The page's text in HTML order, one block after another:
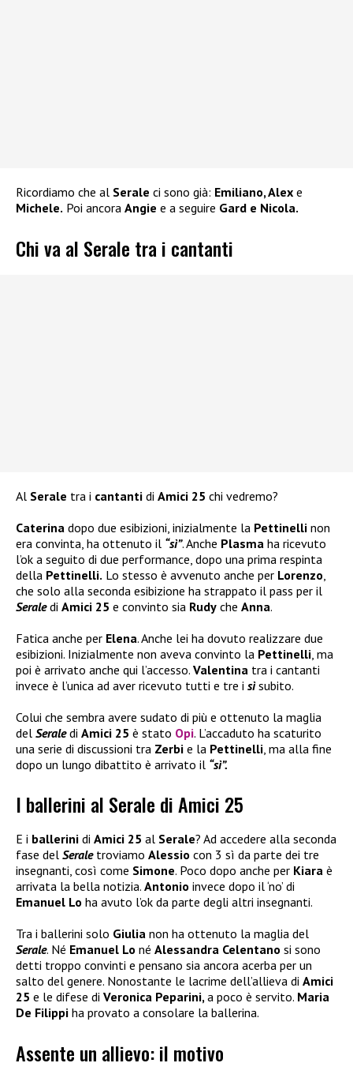
Ricordiamo che al Serale ci sono già: Emiliano, Alex e
Michele. Poi ancora Angie e a seguire Gard e Nicola.
Chi va al Serale tra i cantanti
Al Serale tra i cantanti di Amici 25 chi vedremo?
Caterina dopo due esibizioni, inizialmente la Pettinelli non
era convinta, ha ottenuto il “sì”. Anche Plasma ha ricevuto
l’ok a seguito di due performance, dopo una prima respinta
della Pettinelli. Lo stesso è avvenuto anche per Lorenzo
che solo alla seconda esibizione ha strappato il pass per il
Seraledi Amici 25 e convinto sia Rudy che Anna.
Fatica anche per Elena. Anche lei ha dovuto realizzare due
esibizioni. Inizialmente non aveva convinto la Pettinelli , ma
poi è arrivato anche qui l’accesso. Valentina tra i cantanti
invece è l’unica ad aver ricevuto tutti e tre i sìsubito.
Colui che sembra avere sudato di più e ottenuto la maglia
del Seraledi Amici 25 è stato Opi. L’accaduto ha scaturito
una serie di discussioni tra Zerbi e la Pettinelli , ma alla fine
dopo un lungo dibattito è arrivato il “sì”.
I ballerini al Serale di Amici 25
E i ballerini di Amici 25 al Serale? Ad accedere alla seconda
fase del Seraletroviamo Alessio con 3 sì da parte dei tre
insegnanti, così come Simone. Poco dopo anche per Kiara è
arrivata la bella notizia. Antonio invece dopo il ‘no’ di
Emanuel Lo ha avuto l’ok da parte degli altri insegnanti.
Tra i ballerini solo Giulia non ha ottenuto la maglia del
Serale. Né Emanuel Lo né Alessandra Celentano si sono
detti troppo convinti e pensano sia ancora acerba per un
salto del genere. Nonostante le lacrime dell’allieva di Amici
25 e le difese di Veronica Peparini,a poco è servito. Maria
De Filippi ha provato a consolare la ballerina.
Assente un allievo: il motivo